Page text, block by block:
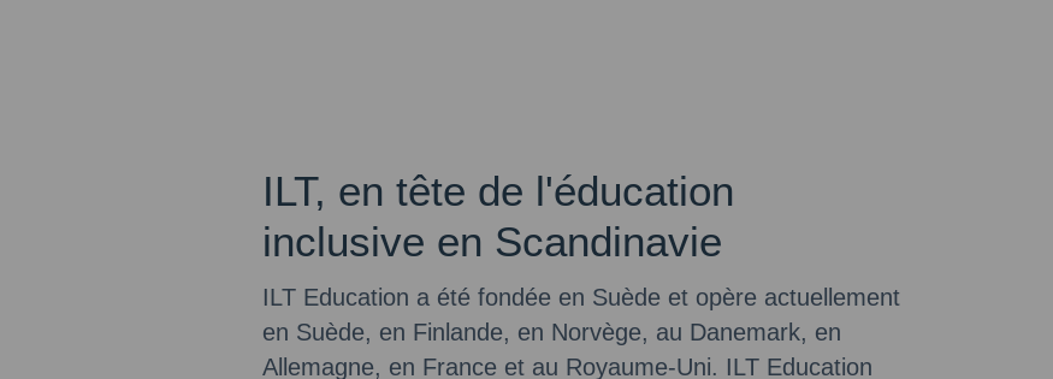
ILT, en tête de l'éducation
inclusive en Scandinavie
ILT Education a été fondée en Suède et opère actuellement
en Suède, en Finlande, en Norvège, au Danemark, en
Allemagne, en France et au Royaume-Uni. ILT Education